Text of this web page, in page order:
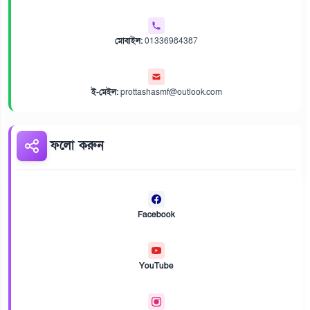
মোবাইল:01336984387
ই-মেইল:prottashasmf@outlook.com
ফলো করুন
Facebook
YouTube